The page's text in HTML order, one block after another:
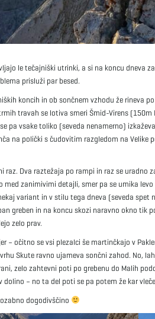
le tečajniški utrinki, a si na koncu dneva
prisluži par besed.
koncih in ob sončnem vzhodu že rineva
travah se lotiva smeri Šmid-Virens (150m
pa vsake toliko (seveda nenamerno)
na polički s čudovitim razgledom na Velike
raz. Dva raztežaja po rampi in raz se uradno
zanimivimi detajli, smer pa se umika
variant in v stilu tega dneva (seveda spet
greben in na koncu skozi naravno okno tik
zelo prav.
– očitno se vsi plezalci še martinčkajo v
Skute ravno ujameva sončni zahod. No,
zelo zahtevni poti po grebenu do Malih
– no ta del poti se pa potem že kar vleče
dogodivščino